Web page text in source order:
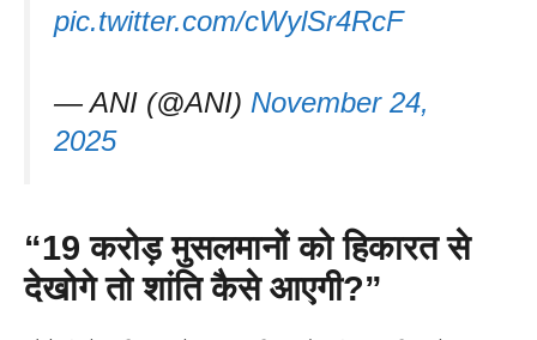
pic.twitter.com/cWylSr4RcF
— ANI (@ANI) November 24,
2025
“19करोड़ मुसलमानों को हिकारत से
देखोगे तो शांति कैसे आएगी?”